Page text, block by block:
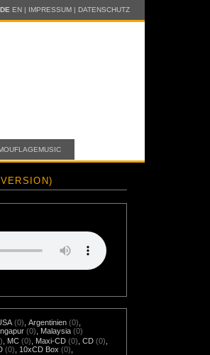
DE EN| IMPRESSUM| DATENSCHUTZ
(0) ,Argentinien (0)
(0) Malaysia (0)
MC (0) Maxi-CD (0) ,CD (0)
(0) 10xCD Box (0)